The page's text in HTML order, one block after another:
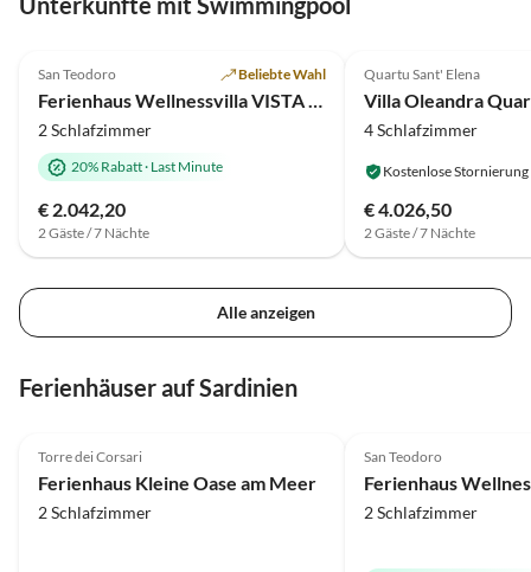
San Teodoro Beliebte Wahl
Ferienhaus Wellnessvilla VISTA MARE
2 Schlafzimmer
20% Rabatt· Last Minute
€ 2.042,20
2 Gäste / 7 Nächte
Quartu Sant' Elena
Villa Oleandra
4 Schlafzimmer
Kostenlose Stornierung
€ 4.026,50
2 Gäste / 7 Nächte
Alle anzeigen
Ferienhäuser auf Sardinien
Torre dei Corsari
Ferienhaus Kleine Oase am Meer
2 Schlafzimmer
San Teodoro
2 Schlafzimmer